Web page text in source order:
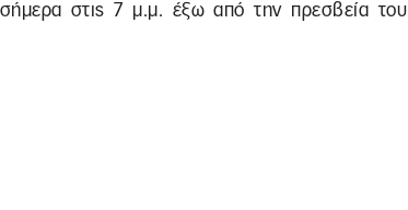
στις 7 μ.μ. έξω από την πρεσβεία του